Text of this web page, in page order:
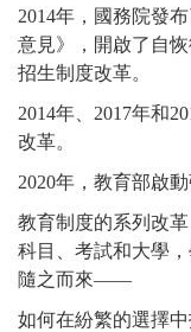
2014年，國務院發
意見》，開啟了自
招生制度改革。
2014年、2017年和
改革。
2020年，教育部啟
教育制度的系列改
科目、考試和大學
隨之而來——
如何在紛繁的選擇